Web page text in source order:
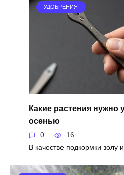
УДОБРЕНИЯ
Какие растения нужно
осенью
0 16
В качестве подкормки золу